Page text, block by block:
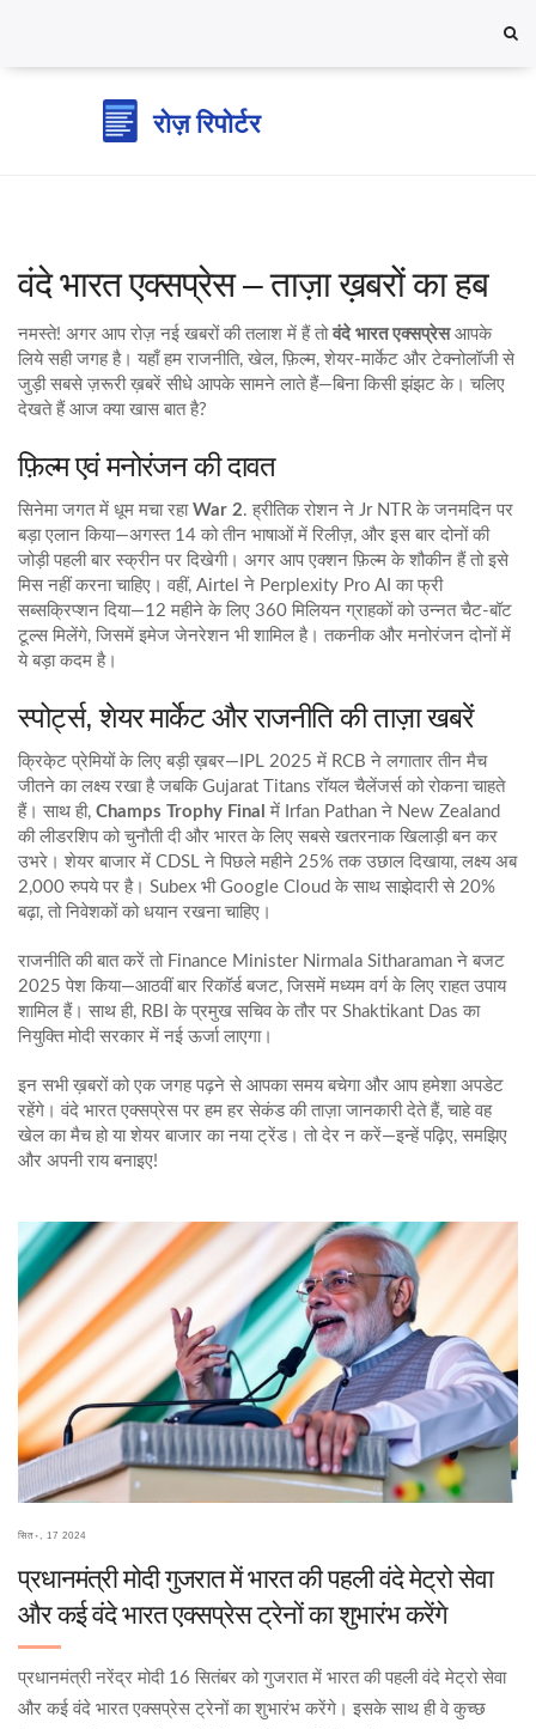
वंदे भारत एक्सप्रेस – ताज़ा ख़बरों का हब
नमस्ते! अगर आप रोज़ नई खबरों की तलाश में हैं तो वंदे भारत एक्सप्रेसआपके
लिये सही जगह है। यहाँ हम राजनीति, खेल, फ़िल्म, शेयर‑मार्केट और टेक्नोलॉजी से
जुड़ी सबसे ज़रूरी ख़बरें सीधे आपके सामने लाते हैं—बिना किसी झंझट के। चलिए
देखते हैं आज क्या खास बात है?
फ़िल्म एवं मनोरंजन की दावत
सिनेमा जगत में धूम मचा रहा War 2. ह्रीतिक रोशन ने Jr NTR के जनमदिन पर
बड़ा एलान किया—अगस्त 14 को तीन भाषाओं में रिलीज़, और इस बार दोनों की
जोड़ी पहली बार स्क्रीन पर दिखेगी। अगर आप एक्शन फ़िल्म के शौकीन हैं तो इसे
मिस नहीं करना चाहिए। वहीं, Airtel ने Perplexity Pro AI का फ्री
सब्सक्रिप्शन दिया—12 महीने के लिए 360 मिलियन ग्राहकों को उन्नत चैट‑बॉट
टूल्स मिलेंगे, जिसमें इमेज जेनरेशन भी शामिल है। तकनीक और मनोरंजन दोनों में
ये बड़ा कदम है।
स्पोर्ट्स, शेयर मार्केट और राजनीति की ताज़ा खबरें
क्रिके़ट प्रेमियों के लिए बड़ी ख़बर—IPL 2025 में RCB ने लगातार तीन मैच
जीतने का लक्ष्य रखा है जबकि Gujarat Titans रॉयल चैलेंजर्स को रोकना चाहते
हैं। साथ ही, Champs Trophy Final में Irfan Pathan ने New Zealand
की लीडरशिप को चुनौती दी और भारत के लिए सबसे खतरनाक खिलाड़ी बन कर
उभरे। शेयर बाजार में CDSL ने पिछले महीने 25% तक उछाल दिखाया, लक्ष्य अब
2,000 रुपये पर है। Subex भी Google Cloud के साथ साझेदारी से 20%
बढ़ा, तो निवेशकों को धयान रखना चाहिए।
राजनीति की बात करें तो Finance Minister Nirmala Sitharaman ने बजट
2025 पेश किया—आठवीं बार रिकॉर्ड बजट, जिसमें मध्यम वर्ग के लिए राहत उपाय
शामिल हैं। साथ ही, RBI के प्रमुख सचिव के तौर पर Shaktikant Das का
नियुक्ति मोदी सरकार में नई ऊर्जा लाएगा।
इन सभी ख़बरों को एक जगह पढ़ने से आपका समय बचेगा और आप हमेशा अपडेट
रहेंगे। वंदे भारत एक्सप्रेस पर हम हर सेकंड की ताज़ा जानकारी देते हैं, चाहे वह
खेल का मैच हो या शेयर बाजार का नया ट्रेंड। तो देर न करें—इन्हें पढ़िए, समझिए
और अपनी राय बनाइए!
सित॰, 17 2024
प्रधानमंत्री मोदी गुजरात में भारत की पहली वंदे मेट्रो सेवा
और कई वंदे भारत एक्सप्रेस ट्रेनों का शुभारंभ करेंगे
प्रधानमंत्री नरेंद्र मोदी 16 सितंबर को गुजरात में भारत की पहली वंदे मेट्रो सेवा
और कई वंदे भारत एक्सप्रेस ट्रेनों का शुभारंभ करेंगे। इसके साथ ही वे कुच्छ